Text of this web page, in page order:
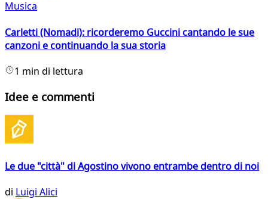
Musica
Carletti (Nomadi): ricorderemo Guccini cantando le sue
canzoni e continuando la sua storia
1 min di lettura
Idee e commenti
Le due "città" di Agostino vivono entrambe dentro di noi
di Luigi Alici